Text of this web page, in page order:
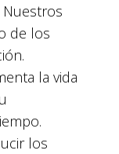
de los
la vida
los